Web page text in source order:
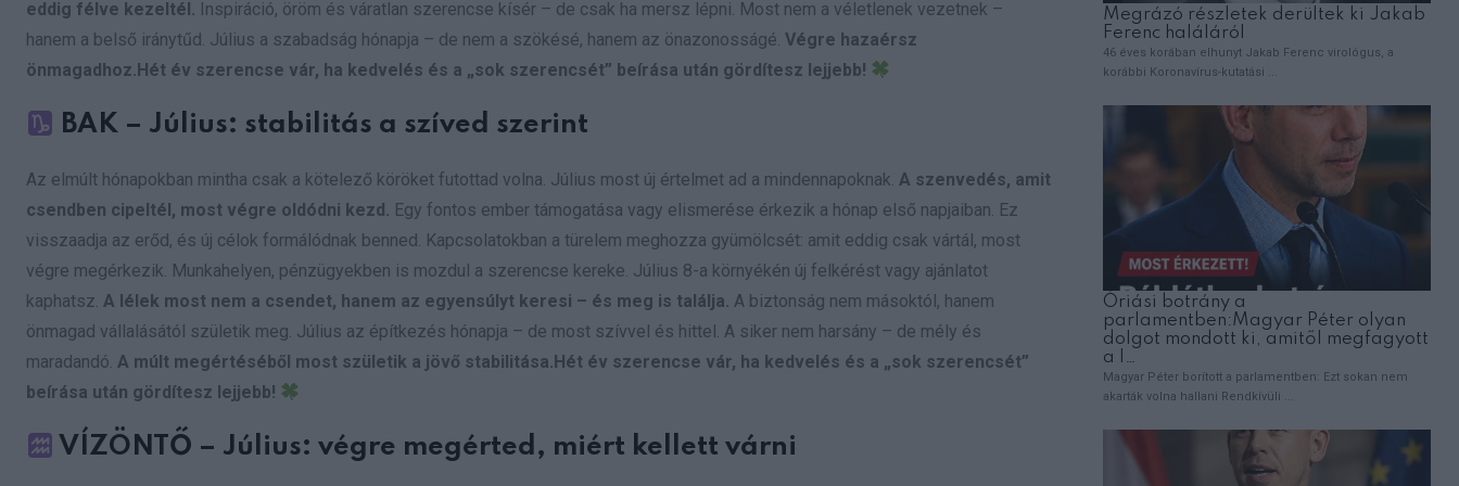
eddig félve kezeltél. Inspiráció, öröm és váratlan szerencse kísér – de csak ha mersz lépni. Most nem a véletlenek vezetnek –
hanem a belső iránytűd. Július a szabadság hónapja – de nem a szökésé, hanem az önazonosságé. Végre hazaérsz
önmagadhoz.Hét év szerencse vár, ha kedvelés és a „sok szerencsét” beírása után gördítesz lejjebb!
BAK – Július: stabilitás a szíved szerint
Az elmúlt hónapokban mintha csak a kötelező köröket futottad volna. Július most új értelmet ad a mindennapoknak. A szenvedés, amit
csendben cipeltél, most végre oldódni kezd. Egy fontos ember támogatása vagy elismerése érkezik a hónap első napjaiban. Ez
visszaadja az erőd, és új célok formálódnak benned. Kapcsolatokban a türelem meghozza gyümölcsét: amit eddig csak vártál, most
végre megérkezik. Munkahelyen, pénzügyekben is mozdul a szerencse kereke. Július 8-a környékén új felkérést vagy ajánlatot
kaphatsz. A lélek most nem a csendet, hanem az egyensúlyt keresi – és meg is találja. A biztonság nem másoktól, hanem
önmagad vállalásától születik meg. Július az építkezés hónapja – de most szívvel és hittel. A siker nem harsány – de mély és
maradandó. A múlt megértéséből most születik a jövő stabilitása.Hét év szerencse vár, ha kedvelés és a „sok szerencsét”
beírása után gördítesz lejjebb!
VÍZÖNTŐ – Július: végre megérted, miért kellett várni